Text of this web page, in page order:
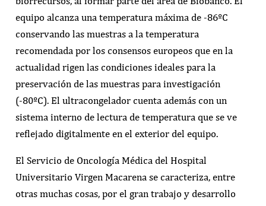
equipo alcanza una temperatura máxima de -86ºC
conservando las muestras a la temperatura
recomendada por los consensos europeos que en la
actualidad rigen las condiciones ideales para la
preservación de las muestras para investigación
(-80ºC). El ultracongelador cuenta además con un
sistema interno de lectura de temperatura que se ve
reflejado digitalmente en el exterior del equipo.
El Servicio de Oncología Médica del Hospital
Universitario Virgen Macarena se caracteriza, entre
otras muchas cosas, por el gran trabajo y desarrollo